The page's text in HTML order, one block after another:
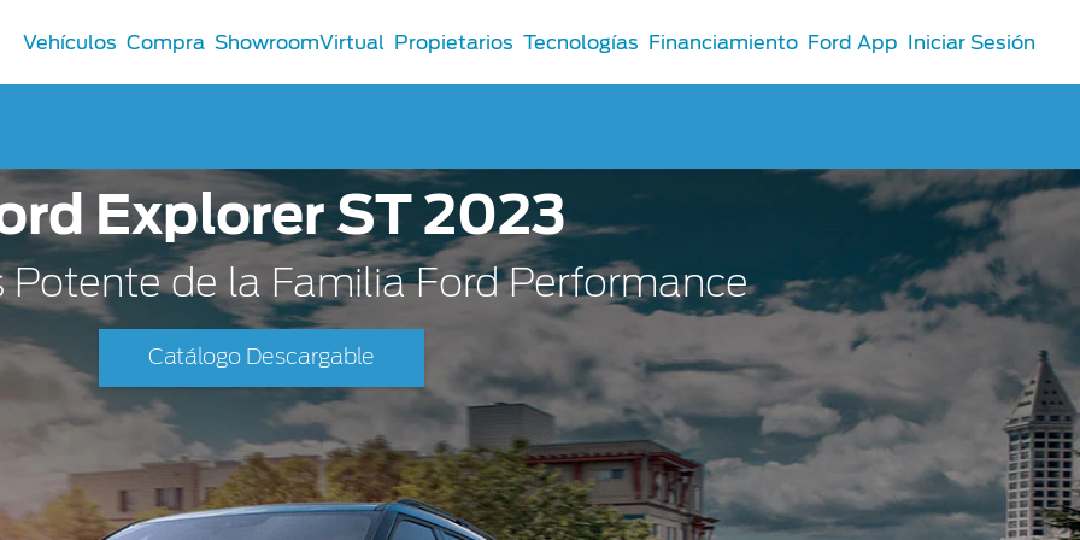
Ford
Distribuidor
Certificados
Vehículos Compra ShowroomVirtual Propietarios Tecnologías Financiamiento Ford App Iniciar Sesión
Explorer ST 2023
Potente de la Familia Ford Performance
Catálogo Descargable